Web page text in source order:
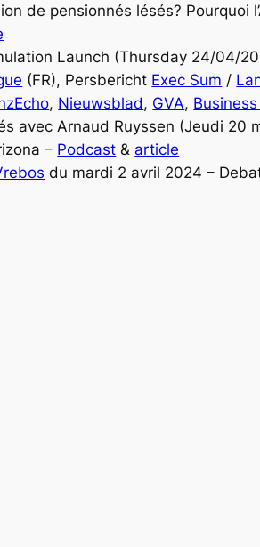
de pensionnés lésés? Pourquoi
Launch (Thursday 24/04/
(FR), Persbericht Exec Sum /
, Nieuwsblad, GVA,
avec Arnaud Ruyssen (Jeudi 20
– Podcast & article
du mardi 2 avril 2024 –